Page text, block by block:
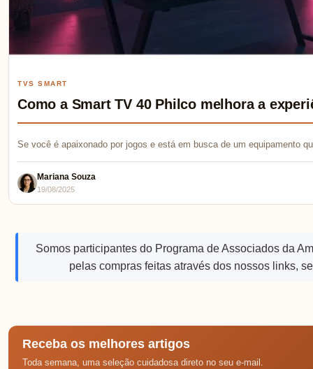
TVS SMART
Como a Smart TV 40 Philco melhora a
Se você é apaixonado por jogos e está em busca de um equipamento
Mariana Souza
19/08/2025
Somos participantes do Programa de Associados da
pelas compras feitas através dos nossos links,
Receba os melhores artigos
Toda semana, uma seleção cuidadosa direto no seu e-mail.